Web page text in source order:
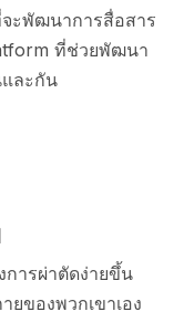
ะพัฒนาการสื่อสาร
ที่ช่วยพัฒนา
ละกัน
ารผ่าตัดง่ายขึ้น
ยของพวกเขาเอง